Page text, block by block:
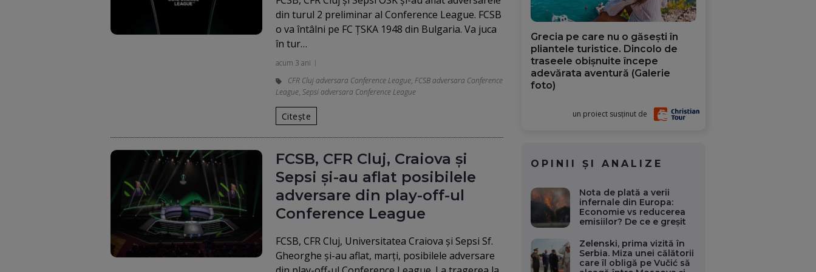
din turul 2 preliminar al Conference League. FCSB
o va întâlni pe FC ȚSKA 1948 din Bulgaria. Va juca
în tur…
acum 3 ani
CFR Cluj adversara Conference League, FCSB adversara Conference
League, Sepsi adversara Conference League
Citește
FCSB, CFR Cluj, Craiova și
Sepsi și-au aflat posibilele
adversare din play-off-ul
Conference League
FCSB, CFR Cluj, Universitatea Craiova și Sepsi Sf.
Gheorghe și-au aflat, marți, posibilele adversare
Grecia pe care nu o găsești în
pliantele turistice. Dincolo de
traseele obișnuite începe
adevărata aventură (Galerie
foto)
un proiect susținut de
OPINII ȘI ANALIZE
Nota de plată a verii
infernale din Europa:
Economie vs reducerea
emisiilor? De ce e greșit
Zelenski, prima vizită în
Serbia. Miza unei călătorii
care îl obligă pe Vučić să